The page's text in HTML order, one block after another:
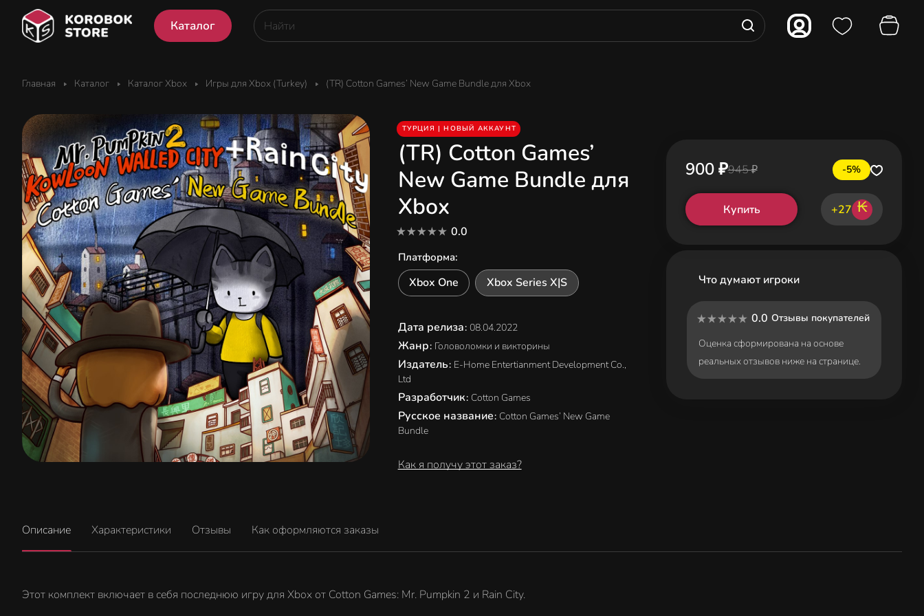
Каталог
Главная Каталог Каталог Xbox Игры для Xbox (Turkey) (TR) Cotton Games’ New Game Bundle для Xbox
ТУРЦИЯ | НОВЫЙ АККАУНТ
(TR) Cotton Games’
New Game Bundle для
Xbox
0.0
Платформа:
Xbox One Xbox Series X|S
Дата релиза: 08.04.2022
Жанр: Головоломки и викторины
Издатель: E-Home Entertianment Development Co.,
Ltd
Разработчик: Cotton Games
Русское название: Cotton Games’ New Game
Bundle
Как я получу этот заказ?
900 ₽945 ₽ -5%
Купить +27 ₭
Что думают игроки
0.0 Отзывы покупателей
Оценка сформирована на основе
реальных отзывов ниже на странице.
Описание Характеристики Отзывы Как оформляются заказы
Этот комплект включает в себя последнюю игру для Xbox от Cotton Games: Mr. Pumpkin 2 и Rain City.